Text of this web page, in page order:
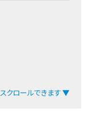
スクロールできます ▼